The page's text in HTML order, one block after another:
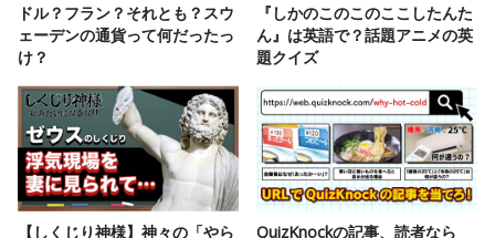
ドル？フラン？それとも？スウ
ェーデンの通貨って何だったっ
け？
『しかのこのこのここしたんた
ん』は英語で？話題アニメの英
題クイズ
【しくじり神様】神々の「やら
QuizKnockの記事、読者なら